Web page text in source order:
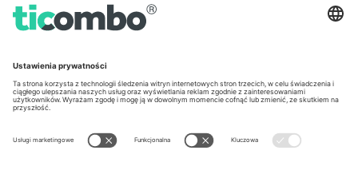
Regus Sofia City West, bul
Totleben 53-55, 1606 Sofia,
Bulgaria
Building A1, Office 302, Dubai,
United Arab Emirates
Av Chapultepec 360, Roma